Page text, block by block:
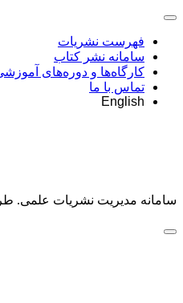
فهرست نشریات
سامانه نشر کتاب
کارگاه‌ها و دوره‌های
تماس با ما
English
سامانه مدیریت نشریات علمی.